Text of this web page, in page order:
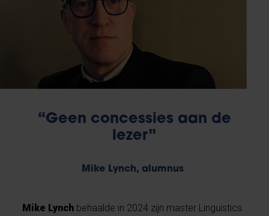
“Geen concessies aan de
lezer”
Mike Lynch, alumnus
Mike Lynch behaalde in 2024 zijn master Linguistics